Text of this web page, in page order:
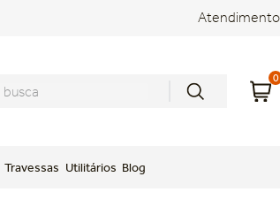
Atendimento
0
Travessas Utilitários Blog